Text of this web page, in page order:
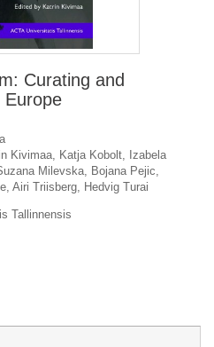
Curating and
Europe
Kivimaa, Katja Kobolt, Izabela
Milevska, Bojana Pejic,
Airi Triisberg, Hedvig Turai
Tallinnensis